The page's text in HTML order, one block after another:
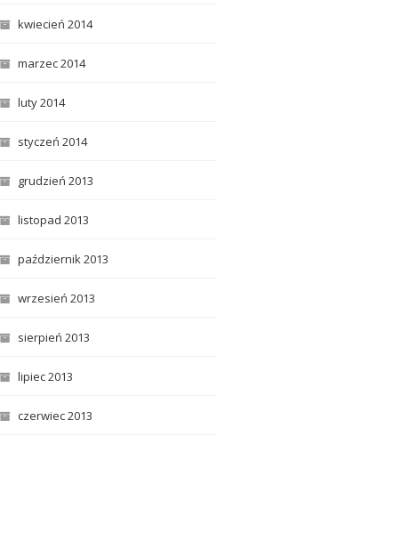
kwiecień 2014
marzec 2014
luty 2014
styczeń 2014
grudzień 2013
listopad 2013
październik 2013
wrzesień 2013
sierpień 2013
lipiec 2013
czerwiec 2013